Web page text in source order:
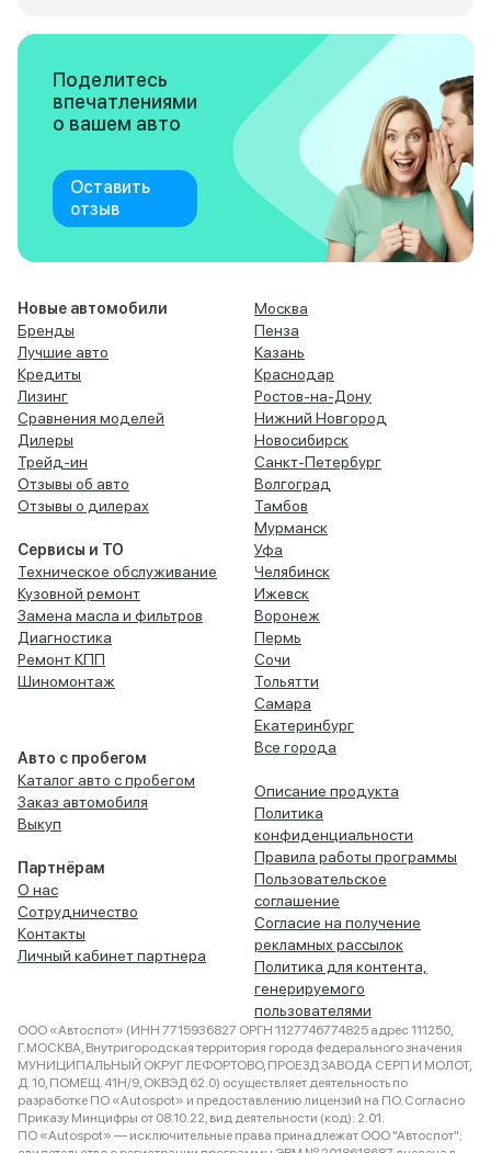
Поделитесь
впечатлениями
о вашем авто
Оставить
отзыв
Новые автомобили
Бренды
Лучшие авто
Кредиты
Лизинг
Сравнения моделей
Дилеры
Трейд-ин
Отзывы об авто
Отзывы о дилерах
Сервисы и ТО
Техническое обслуживание
Кузовной ремонт
Замена масла и фильтров
Диагностика
Ремонт КПП
Шиномонтаж
Авто с пробегом
Каталог авто с пробегом
Заказ автомобиля
Выкуп
Партнёрам
О нас
Сотрудничество
Контакты
Личный кабинет партнера
Москва
Пенза
Казань
Краснодар
Ростов-на-Дону
Нижний Новгород
Новосибирск
Санкт-Петербург
Волгоград
Тамбов
Мурманск
Уфа
Челябинск
Ижевск
Воронеж
Пермь
Сочи
Тольятти
Самара
Екатеринбург
Все города
Описание продукта
Политика
конфиденциальности
Правила работы программы
Пользовательское
соглашение
Согласие на получение
рекламных рассылок
Политика для контента,
генерируемого
пользователями
ООО «Автоспот» (ИНН 7715936827 ОРГН 1127746774825 адрес 111250,
Г.МОСКВА, Внутригородская территория города федерального значения
МУНИЦИПАЛЬНЫЙ ОКРУГ ЛЕФОРТОВО, ПРОЕЗД ЗАВОДА СЕРП И МОЛОТ,
Д. 10, ПОМЕЩ. 41Н/9, ОКВЭД 62.0) осуществляет деятельность по
разработке ПО «Autospot» и предоставлению лицензий на ПО. Согласно
Приказу Минцифры от 08.10.22, вид деятельности (код): 2.01.
ПО «Autospot» — исключительные права принадлежат ООО "Автоспот":